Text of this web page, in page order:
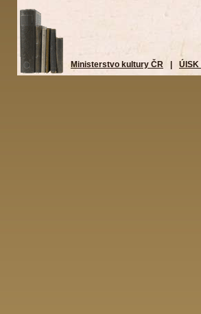
Ministerstvo kultury ČR ÚISK